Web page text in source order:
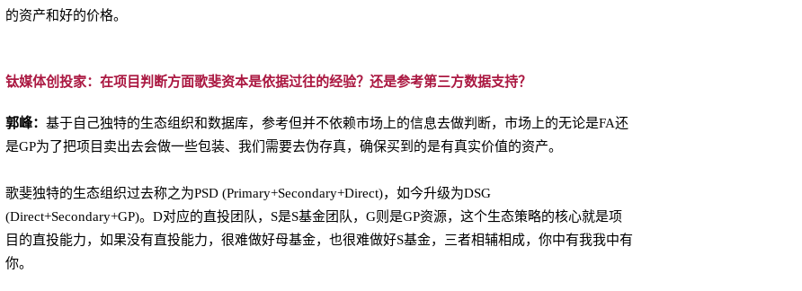
的资产和好的价格。
钛媒体创投家：在项目判断方面歌斐资本是依据过往的经验？还是参考第三方数据支持？
郭峰： 基于自己独特的生态组织和数据库，参考但并不依赖市场上的信息去做判断，市场上的无论是FA还
是GP为了把项目卖出去会做一些包装、我们需要去伪存真，确保买到的是有真实价值的资产。
歌斐独特的生态组织过去称之为PSD (Primary+Secondary+Direct)，如今升级为DSG
(Direct+Secondary+GP)。D对应的直投团队，S是S基金团队，G则是GP资源，这个生态策略的核心就是项
目的直投能力，如果没有直投能力，很难做好母基金，也很难做好S基金，三者相辅相成，你中有我我中有
你。